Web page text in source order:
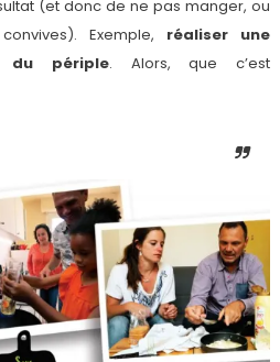
(et donc de ne pas manger, ou
Exemple, réaliser une
du périple. Alors, que c’est